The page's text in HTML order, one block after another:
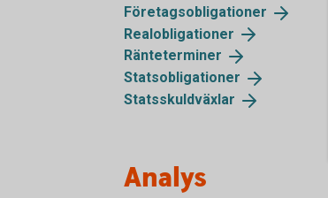
Företagsobligationer
Realobligationer
Ränteterminer
Statsobligationer
Statsskuldväxlar
Analys